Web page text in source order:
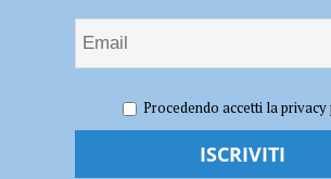
a Brescia per River Decalacque: 3-0 Promoball
Volley, Serie B2 – Trasferta
Procedendo accetti la